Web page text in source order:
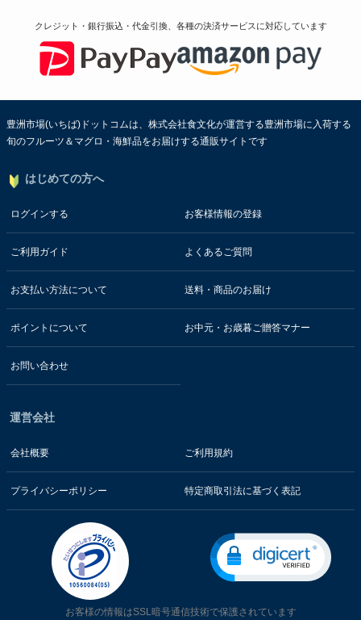
クレジット・銀行振込・代金引換、各種の決済サービスに対応しています
豊洲市場(いちば)ドットコムは、株式会社食文化が運営する豊洲市場に入荷する
旬のフルーツ＆マグロ・海鮮品をお届けする通販サイトです
はじめての方へ
ログインする お客様情報の登録
ご利用ガイド よくあるご質問
お支払い方法について 送料・商品のお届け
ポイントについて お中元・お歳暮ご贈答マナー
お問い合わせ
運営会社
会社概要 ご利用規約
プライバシーポリシー 特定商取引法に基づく表記
お客様の情報はSSL暗号通信技術で保護されています